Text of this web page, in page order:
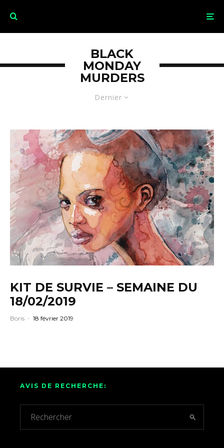
Dernier
BLACK
MONDAY
MURDERS
KIT DE SURVIE – SEMAINE DU
18/02/2019
Boris · 18 février 2019
AVIS DE RECHERCHE: